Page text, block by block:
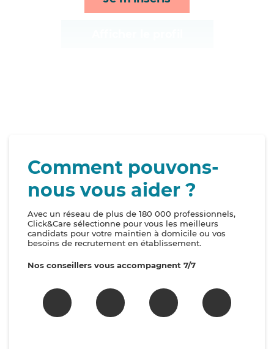
Comment pouvons-
nous vous aider ?
Avec un réseau de plus de 180 000 professionnels,
Click&Care sélectionne pour vous les meilleurs
candidats pour votre maintien à domicile ou vos
besoins de recrutement en établissement.
Nos conseillers vous accompagnent 7/7